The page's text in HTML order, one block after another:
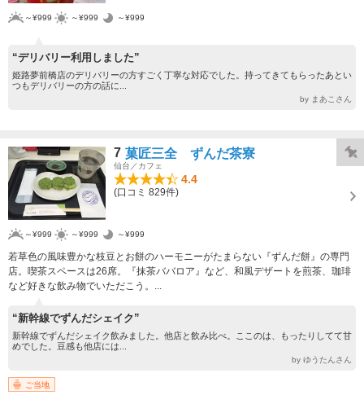
～¥999 ～¥999 ～¥999
“デリバリー利用しました”
姫路夢前橋店のデリバリーの方すごく丁寧な対応でした。持ってきてもらったあとい
つもデリバリーの方の話に...
by まあこさん
7 菓匠三全 ずんだ茶寮
仙台／カフェ
4.4
(口コミ 829件)
～¥999 ～¥999 ～¥999
若草色の風味豊かな枝豆とお餅のハーモニーがたまらない『ずんだ餅』の専門
店。喫茶スペースは26席。『抹茶ババロア』など、和風デザートを煎茶、珈琲
など好きな飲み物でいただこう。...
“新幹線でずんだシェイク”
新幹線でずんだシェイク飲みました。他店と飲み比べ。ここのは、もったりしてて甘
めでした。豆感も他店には...
by ゆうたんさん
ご当地